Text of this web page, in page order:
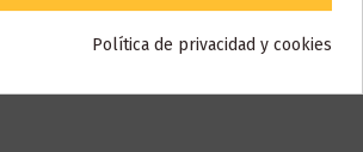
Política de privacidad y cookies